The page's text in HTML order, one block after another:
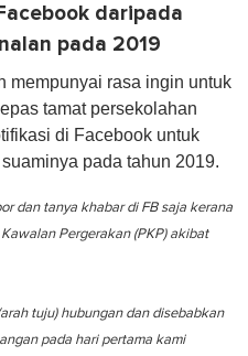
daripada
pada 2019
mempunyai rasa ingin untuk
tamat persekolahan
di Facebook untuk
pada tahun 2019.
dan tanya khabar di FB saja kerana
Pergerakan (PKP) akibat
tuju) hubungan dan disebabkan
pada hari pertama kami